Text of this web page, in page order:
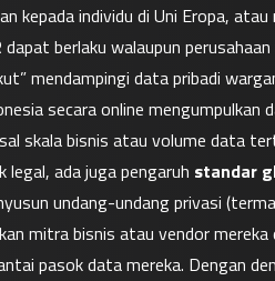
kepada individu di Uni Eropa,
dapat berlaku walaupun
mendampingi data pribadi
secara online
skala bisnis atau volume data
legal, ada juga pengaruh standar
undang-undang privasi
mitra bisnis atau vendor
pasok data mereka. Dengan